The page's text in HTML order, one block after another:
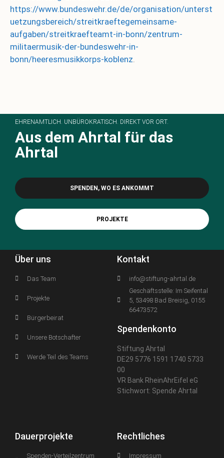
https://www.bundeswehr.de/de/organisation/unterst
uetzungsbereich/streitkraeftegemeinsame-
aufgaben/streitkraefteamt-in-bonn/zentrum-
militaermusik-der-bundeswehr-in-
bonn/heeresmusikkorps-koblenz.
EHRENAMTLICH. UNBÜROKRATISCH. DIREKT VOR ORT.
Aus dem Ahrtal für das
Ahrtal
SPENDEN, WO ES ANKOMMT
PROJEKTE
Über uns
Das Team
Projekte
Bürgerbeirat
Unsere Botschafter
Werde Teil des Teams
Kontakt
info@stiftung-ahrtal.de
Geschäftsstelle: Im Seifental
5, 53498 Bad Breisig, 0155
66473572
Spendenkonto
Stiftung Ahrtal
DE29 5776 1591 1740 5733
00
VR Bank RheinAhrEifel eG
Stichwort: Spende Ahrtal
Dauerprojekte
Spenden-Verteilzentrum
Rechtliches
Impressum